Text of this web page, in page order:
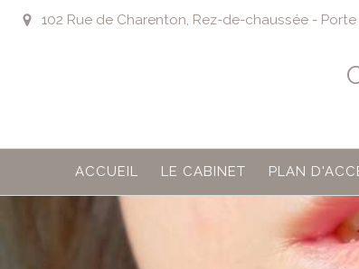
102 Rue de Charenton, Rez-de-chaussée - Porte
ACCUEIL LE CABINET PLAN